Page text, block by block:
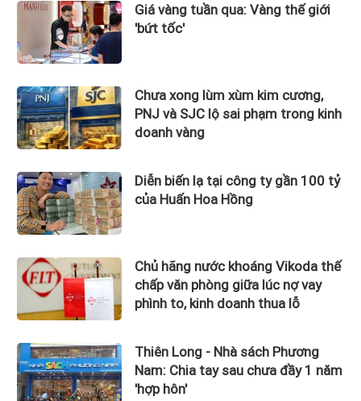
Giá vàng tuần qua: Vàng thế giới
'bứt tốc'
Chưa xong lùm xùm kim cương,
PNJ và SJC lộ sai phạm trong kinh
doanh vàng
Diễn biến lạ tại công ty gần 100 tỷ
của Huấn Hoa Hồng
Chủ hãng nước khoáng Vikoda thế
chấp văn phòng giữa lúc nợ vay
phình to, kinh doanh thua lỗ
Thiên Long - Nhà sách Phương
Nam: Chia tay sau chưa đầy 1 năm
'hợp hôn'